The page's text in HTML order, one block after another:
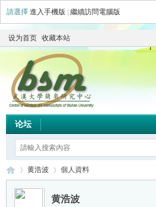
請選擇 進入手機版 繼續訪問電腦版
设为首页 收藏本站
论坛
黄浩波 個人資料
黄浩波